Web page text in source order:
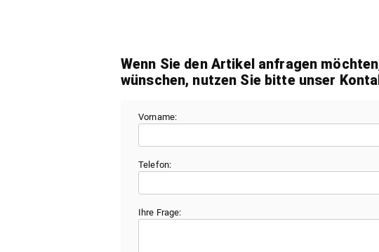
Wenn Sie den Artikel anfragen
wünschen, nutzen Sie bitte unser
Vorname:
Telefon:
Ihre Frage: